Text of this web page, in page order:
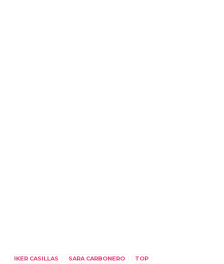
IKER CASILLAS SARA CARBONERO TOP